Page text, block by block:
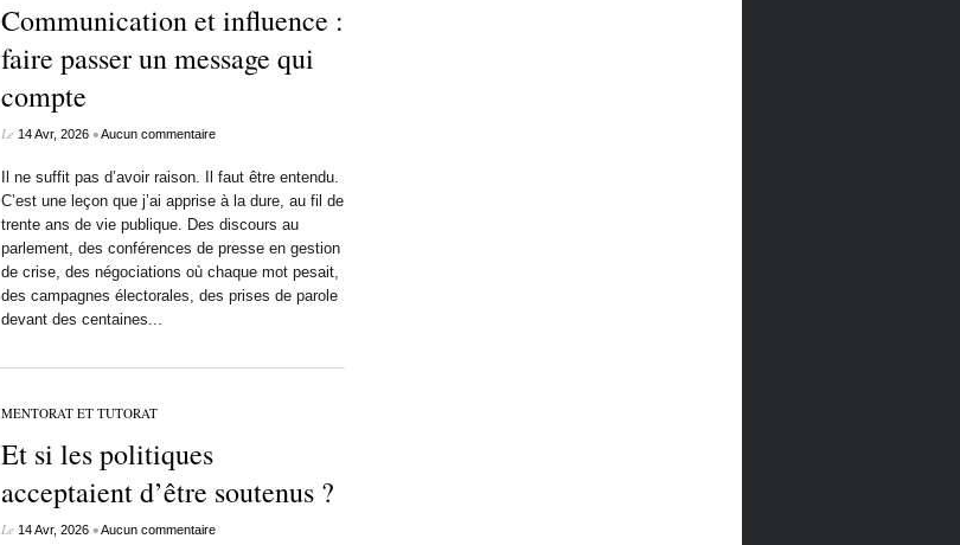
Communication et influence :
faire passer un message qui
compte
Le 14 Avr, 2026 •Aucun commentaire
Il ne suffit pas d’avoir raison. Il faut être entendu.
C’est une leçon que j’ai apprise à la dure, au fil de
trente ans de vie publique. Des discours au
parlement, des conférences de presse en gestion
de crise, des négociations où chaque mot pesait,
des campagnes électorales, des prises de parole
devant des centaines...
MENTORAT ET TUTORAT
Et si les politiques
acceptaient d’être soutenus ?
Le 14 Avr, 2026 •Aucun commentaire